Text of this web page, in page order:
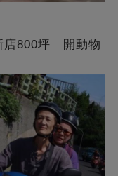
800坪「開動物